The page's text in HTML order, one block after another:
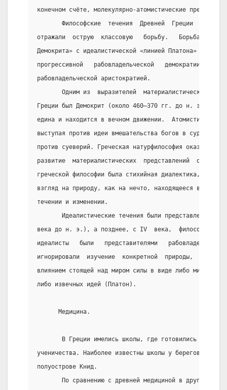
конечном счёте, молекулярно-атомистические
Философские  течения  Древней  Греции  —
отражали  острую  классовую   борьбу.   Борьба
Демокрита» с идеалистической «линией Платона» в
прогрессивной   рабовладельческой   демократии   с
рабовладельческой аристократией.
Одним из  выразителей  материалистического
Греции был Демокрит (около 460—370 гг. до н. э.),
едина и находится в вечном движении.  Атомистический
выступая против идеи вмешательства богов в судьбы
против суеверий. Греческая натурфилософия оказала
развитие  материалистических  представлений  о
греческой философии была стихийная диалектика,
взгляд на природу, как на нечто, находящееся в
течении и изменении.
Идеалистические течения были представлены
века до н. э.), а позднее, с IV  века,  философией
идеалисты   были   представителями
игнорировали  изучение  конкретной  природы,
влиянием стоящей над миром силы в виде либо
либо извечных идей (Платон).
      Медицина.
В Греции имелись школы, где готовились  врачи
ученичества. Наиболее известны школы у берегов
полуострове Книд.
По сравнению с древней медициной в других